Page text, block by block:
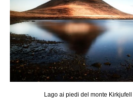
Lago ai piedi del monte